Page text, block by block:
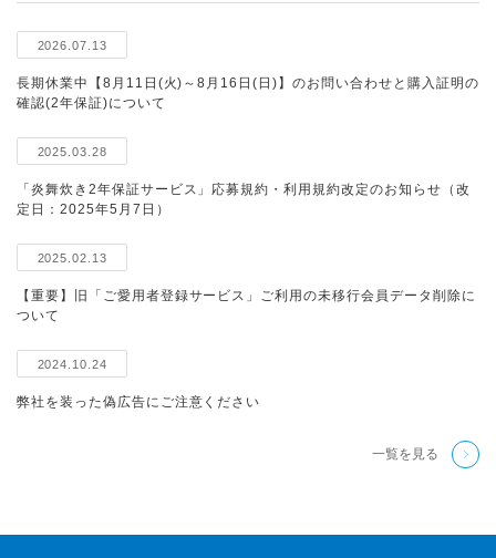
2026.07.13
長期休業中【8月11日(火)～8月16日(日)】のお問い合わせと購入証明の
確認(2年保証)について
2025.03.28
「炎舞炊き2年保証サービス」応募規約・利用規約改定のお知らせ（改
定日：2025年5月7日）
2025.02.13
【重要】旧「ご愛用者登録サービス」ご利用の未移行会員データ削除に
ついて
2024.10.24
弊社を装った偽広告にご注意ください
一覧を見る